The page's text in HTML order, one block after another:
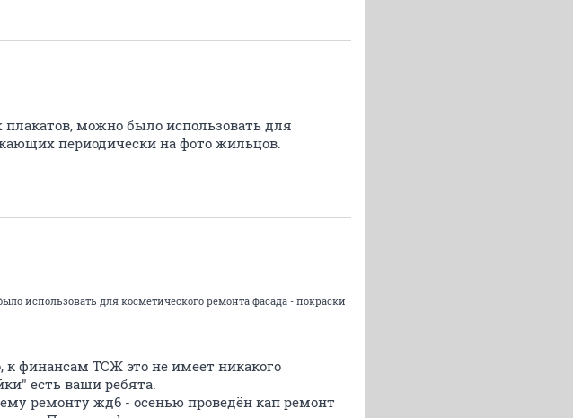
можно было использовать для
периодически на фото жильцов.
использовать для косметического ремонта фасада - покраски
финансам ТСЖ это не имеет никакого
есть ваши ребята.
ремонту жд6 - осенью проведён кап ремонт